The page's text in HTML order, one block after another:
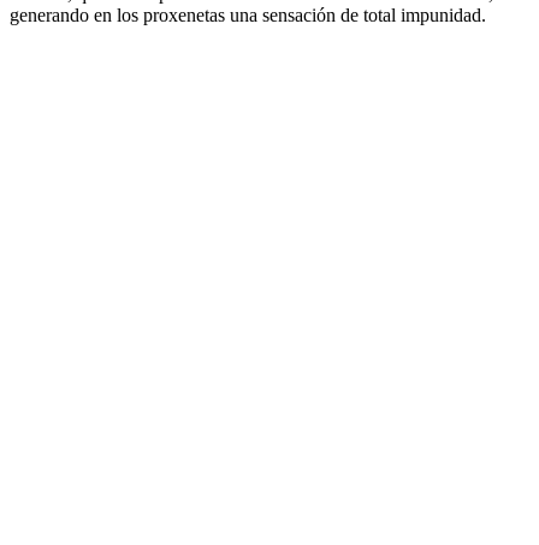
generando en los proxenetas una sensación de total impunidad.